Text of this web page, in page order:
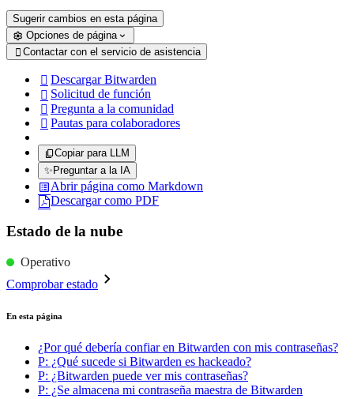
Sugerir cambios en esta página
Opciones de página
 Contactar con el servicio de asistencia
 Descargar Bitwarden
 Solicitud de función
 Pregunta a la comunidad
 Pautas para colaboradores
Copiar para LLM
✨Preguntar a la IA
Abrir página como Markdown
Descargar como PDF
Estado de la nube
Operativo
Comprobar estado
En esta página
¿Por qué debería confiar en Bitwarden con mis contraseñas?
P: ¿Qué sucede si Bitwarden es hackeado?
P: ¿Bitwarden puede ver mis contraseñas?
P: ¿Se almacena mi contraseña maestra de Bitwarden